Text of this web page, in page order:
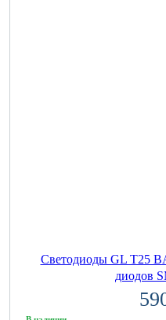
Светодиоды GL T25
диодов